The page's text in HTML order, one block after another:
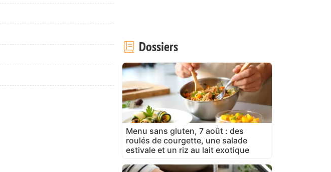
Dossiers
Menu sans gluten, 7 août : des
roulés de courgette, une salade
estivale et un riz au lait exotique